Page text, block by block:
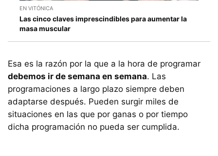
EN VITÓNICA
Las cinco claves imprescindibles para aumentar la
masa muscular
Esa es la razón por la que a la hora de programar
debemos ir de semana en semana. Las
programaciones a largo plazo siempre deben
adaptarse después. Pueden surgir miles de
situaciones en las que por ganas o por tiempo
dicha programación no pueda ser cumplida.